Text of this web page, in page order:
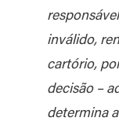
inválido,
cartório,
decisão –
determina